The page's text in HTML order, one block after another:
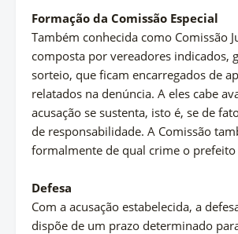
Formação da Comissão Especial
Também conhecida como Comissão
composta por vereadores indicados,
sorteio, que ficam encarregados de
relatados na denúncia. A eles cabe
acusação se sustenta, isto é, se de
de responsabilidade. A Comissão
formalmente de qual crime o prefeito
Defesa
Com a acusação estabelecida, a
dispõe de um prazo determinado